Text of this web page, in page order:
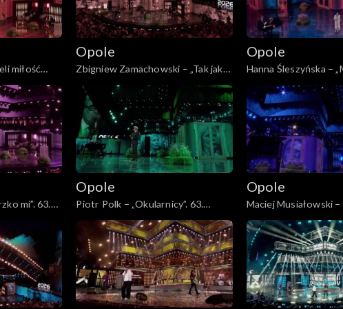
miłość
mnie już nie
Opole
Zbigniew Zamachowski – „Tak jak
malował pan Chagall”. 63. KFPP:
„Kiedy mnie już nie będzie...”.
Koncert w hołdzie Magdzie Umer i
Agnieszce Osieckiej
Opole
Hanna Śleszyńska –
Bełz”. 63. KFPP:
będzie...”. Koncert w
Magdzie Umer i
Osieckiej
mi”. 63.
będzie...”.
Umer i
Opole
Piotr Polk – „Okularnicy”. 63.
KFPP: „Kiedy mnie już nie będzie...”.
Koncert w hołdzie Magdzie Umer i
Agnieszce Osieckiej
Opole
Maciej Musiałowski
63. KFPP: „Kiedy
będzie...”. Koncert w
Magdzie Umer i
Osieckiej